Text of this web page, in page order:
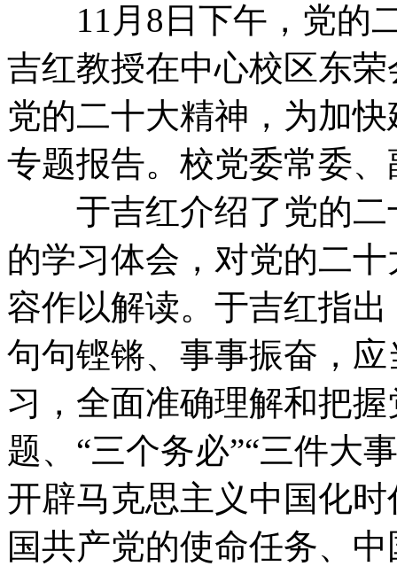
11月8日下午，党的二
吉红教授在中心校区东
党的二十大精神，为加
专题报告。校党委常委
于吉红介绍了党的二
的学习体会，对党的二
容作以解读。于吉红指
句句铿锵、事事振奋，
习，全面准确理解和把
题、“三个务必”“三件大
开辟马克思主义中国化
国共产党的使命任务、